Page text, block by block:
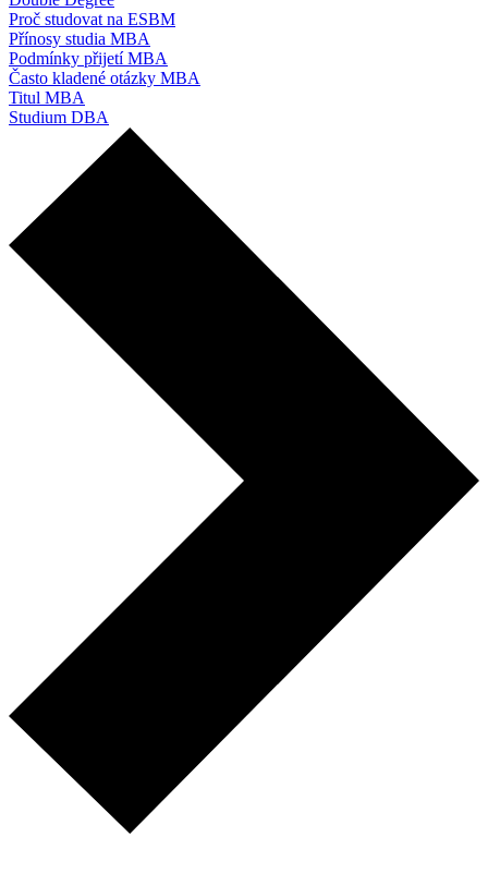
Proč studovat na ESBM
Přínosy studia MBA
Podmínky přijetí MBA
Často kladené otázky MBA
Titul MBA
Studium DBA